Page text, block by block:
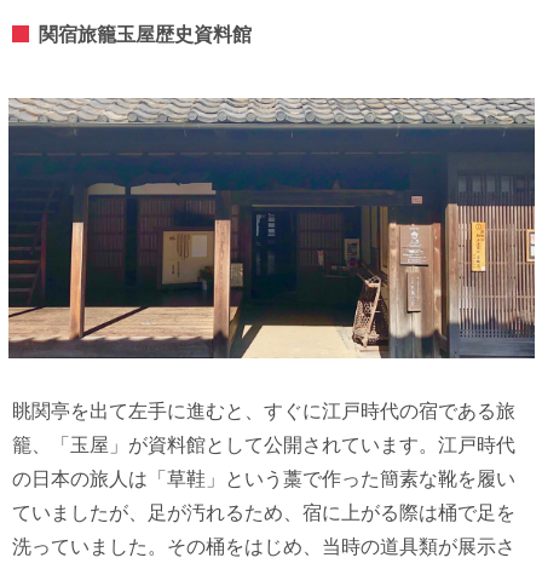
関宿旅籠⽟屋歴史資料館
眺関亭を出て左手に進むと、すぐに江戸時代の宿である旅
籠、「玉屋」が資料館として公開されています。江戸時代
の日本の旅人は「草鞋」という藁で作った簡素な靴を履い
ていましたが、足が汚れるため、宿に上がる際は桶で足を
洗っていました。その桶をはじめ、当時の道具類が展示さ